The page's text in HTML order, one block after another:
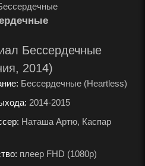
Бессердечные
2014)
Бессердечные (Heartless)
2014-2015
Наташа Артю, Каспар
плеер FHD (1080p)